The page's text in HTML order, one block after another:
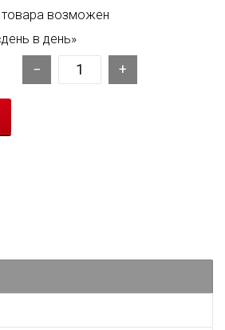
товара возможен
в день»